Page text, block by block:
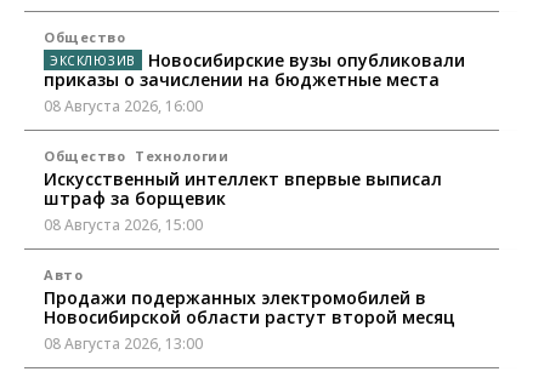
Общество
Новосибирские вузы опубликовали
приказы о зачислении на бюджетные места
08 Августа 2026, 16:00
Общество Технологии
Искусственный интеллект впервые выписал
штраф за борщевик
08 Августа 2026, 15:00
Авто
Продажи подержанных электромобилей в
Новосибирской области растут второй месяц
08 Августа 2026, 13:00